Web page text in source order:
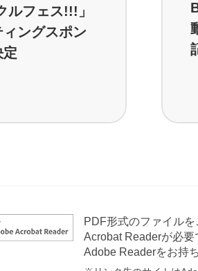
ルフェス!!!」
ングスポン
定
PDF形式のファイル
Acrobat Readerが必要
Adobe Readerをお持